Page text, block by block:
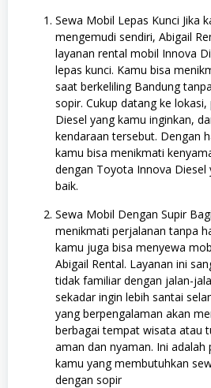
Sewa Mobil Lepas Kunci Jika
mengemudi sendiri, Abigail
layanan rental mobil Innova
lepas kunci. Kamu bisa
saat berkeliling Bandung
sopir. Cukup datang ke
Diesel yang kamu inginkan,
kendaraan tersebut. Dengan
kamu bisa menikmati
dengan Toyota Innova Diesel
baik.
Sewa Mobil Dengan Supir
menikmati perjalanan tanpa
kamu juga bisa menyewa
Abigail Rental. Layanan ini
tidak familiar dengan jalan-
sekadar ingin lebih santai
yang berpengalaman akan
berbagai tempat wisata atau
aman dan nyaman. Ini
kamu yang membutuhkan
dengan sopir